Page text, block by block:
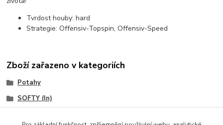
Tvrdost houby:hard
Strategie:Offensiv-Topspin, Offensiv-Speed
Zboží zařazeno v kategoriích
Potahy
SOFTY (In)